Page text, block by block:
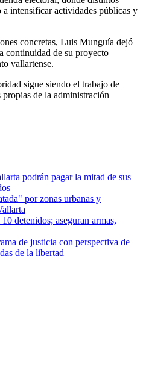
a intensificar actividades públicas y
concretas, Luis Munguía dejó
continuidad de su proyecto
vallartense.
sigue siendo el trabajo de
de la administración
podrán pagar la mitad de sus
por zonas urbanas y
detenidos; aseguran armas,
de justicia con perspectiva de
de la libertad